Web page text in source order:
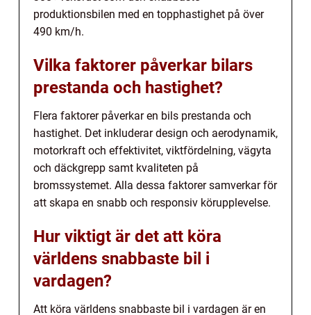
produktionsbilen med en topphastighet på över
490 km/h.
Vilka faktorer påverkar bilars
prestanda och hastighet?
Flera faktorer påverkar en bils prestanda och
hastighet. Det inkluderar design och aerodynamik,
motorkraft och effektivitet, viktfördelning, vägyta
och däckgrepp samt kvaliteten på
bromssystemet. Alla dessa faktorer samverkar för
att skapa en snabb och responsiv körupplevelse.
Hur viktigt är det att köra
världens snabbaste bil i
vardagen?
Att köra världens snabbaste bil i vardagen är en